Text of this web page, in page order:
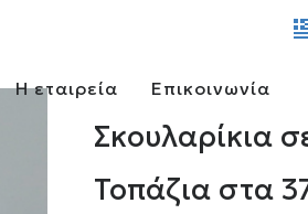
Η εταιρεία Επικοινωνία
Σκουλαρίκια
Τοπάζια στα